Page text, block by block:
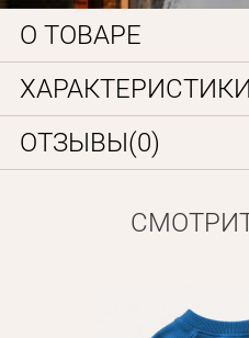
О ТОВАРЕ
ХАРАКТЕРИСТИКИ
ОТЗЫВЫ(0)
Личные данные
Вам на почту будет